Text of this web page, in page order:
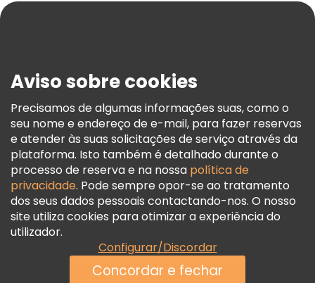
Termos E Informações Legais
Política De Cookies
Freetour Prémios
Programa De Fidelidade
Aviso sobre cookies
Precisamos de algumas informações suas, como o
seu nome e endereço de e-mail, para fazer reservas
e atender às suas solicitações de serviço através da
plataforma. Isto também é detalhado durante o
processo de reserva e na nossa política de
privacidade. Pode sempre opor-se ao tratamento
dos seus dados pessoais contactando-nos. O nosso
site utiliza cookies para otimizar a experiência do
utilizador.
Configurar/Discordar
Concordar e fechar